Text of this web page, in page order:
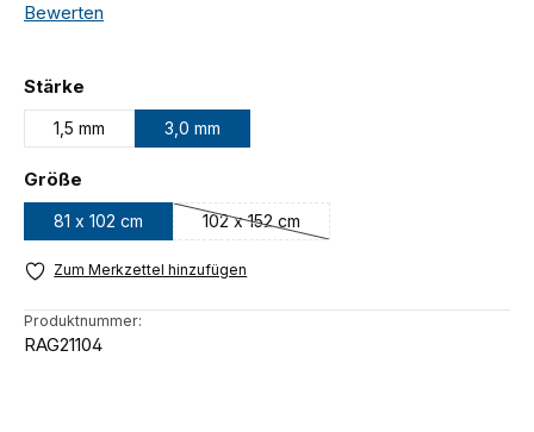
Durchschnittliche Bewertung von 0 von 5 Sternen
Bewerten
Stärke
1,5 mm 3,0 mm
Größe
81 x 102 cm 102 x 152 cm
(Diese Option ist zurzeit nicht
Zum Merkzettel hinzufügen
Produktnummer:
RAG21104